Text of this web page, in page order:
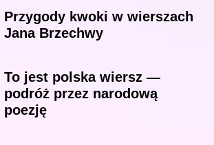
Przygody kwoki w wierszach
Jana Brzechwy
To jest polska wiersz —
podróż przez narodową
poezję